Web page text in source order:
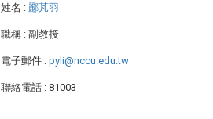
姓名 : 酈芃羽
職稱 : 副教授
電子郵件 : pyli@nccu.edu.tw
聯絡電話 : 81003